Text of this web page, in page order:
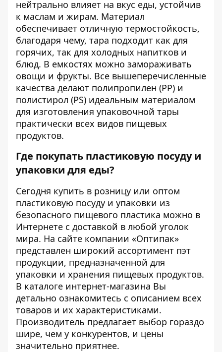
нейтрально влияет на вкус еды, устойчив
к маслам и жирам. Материал
обеспечивает отличную термостойкость,
благодаря чему, тара подходит как для
горячих, так для холодных напитков и
блюд. В емкостях можно замораживать
овощи и фрукты. Все вышеперечисленные
качества делают полипропилен (PP) и
полистирол (PS) идеальным материалом
для изготовления упаковочной тары
практически всех видов пищевых
продуктов.
Где покупать пластиковую посуду и
упаковки для еды?
Сегодня купить в розницу или оптом
пластиковую посуду и упаковки из
безопасного пищевого пластика можно в
Интернете с доставкой в любой уголок
мира. На сайте компании «Оптипак»
представлен широкий ассортимент пэт
продукции, предназначенной для
упаковки и хранения пищевых продуктов.
В каталоге интернет-магазина Вы
детально ознакомитесь с описанием всех
товаров и их характеристиками.
Производитель предлагает выбор гораздо
шире, чем у конкурентов, и цены
значительно приятнее.